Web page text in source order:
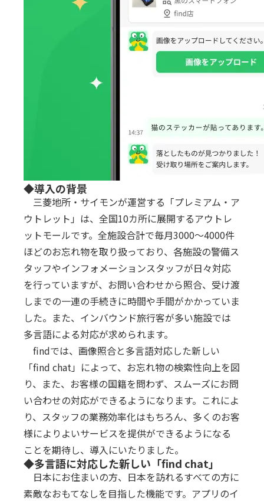
◆導入の背景
三菱地所・サイモンが運営する「プレミアム・ア
ウトレット」は、全国10カ所に展開するアウトレ
ットモールです。全施設合計で毎月3000～4000件
ほどのお忘れ物を取り扱っており、各施設の警備ス
タッフやインフォメーションスタッフが日々対応
を行っていますが、お問い合わせから照合、受け渡
しまでの一連の手続きに時間や手間がかかっていま
した。また、インバウンド旅行客が多い施設では
多言語による対応が求められます。
findでは、画像照合と多言語対応した新しい
「find chat」によって、お忘れ物の検索性向上を図
り、また、お客様の国籍を問わず、スムーズにお問
い合わせの対応ができるようになります。これによ
り、スタッフの業務効率化はもちろん、多くのお客
様によりよいサービスを提供ができるようになる
ことを期待し、導入にいたりました。
◆多言語に対応した新しい「find chat」
日本にお住まいの方、日本を訪れるすべての方に
素敵なおもてなしを目指した機能です。アプリのイ